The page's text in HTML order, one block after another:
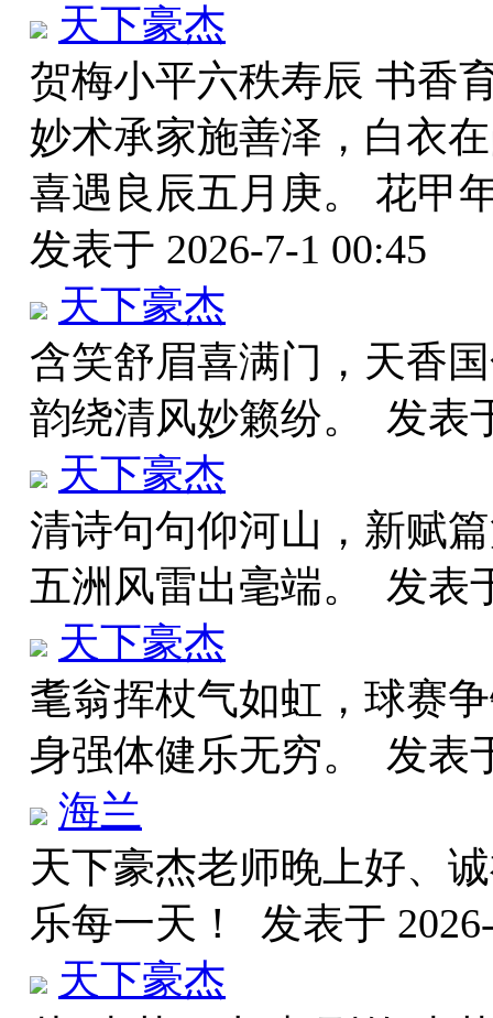
天下豪杰
贺梅小平六秩寿辰 书香
妙术承家施善泽，白衣
喜遇良辰五月庚。 花甲
发表于 2026-7-1 00:45
天下豪杰
含笑舒眉喜满门，天香
韵绕清风妙籁纷。 发表
天下豪杰
清诗句句仰河山，新赋
五洲风雷出毫端。 发表
天下豪杰
耄翁挥杖气如虹，球赛
身强体健乐无穷。 发表
海兰
天下豪杰老师晚上好、
乐每一天！ 发表于
天下豪杰